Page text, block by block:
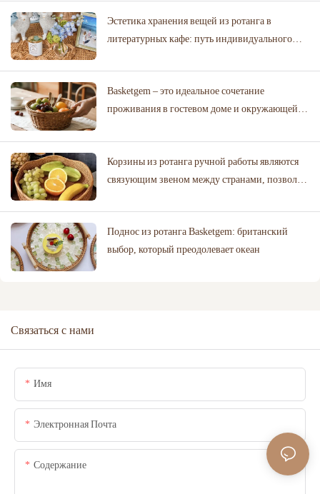
Эстетика хранения вещей из ротанга в
литературных кафе: путь индивидуального
Basketgem – это идеальное сочетание
проживания в гостевом доме и окружающей
Корзины из ротанга ручной работы являются
связующим звеном между странами, позволяя
качество изделий.
Поднос из ротанга Basketgem: британский
выбор, который преодолевает океан
Связаться с нами
Имя
Электронная Почта
Содержание